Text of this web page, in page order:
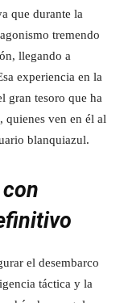
que durante la
tremendo
llegando a
experiencia en la
gran tesoro que ha
, quienes ven en él al
blanquiazul.
el desembarco
táctica y la